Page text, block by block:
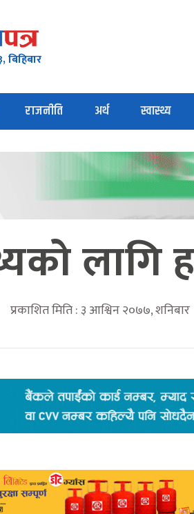
बिहिबार
राजनीति अर्थ स्वास्थ्य
प्रकाशित मिति : ३ आश्विन २०७७,